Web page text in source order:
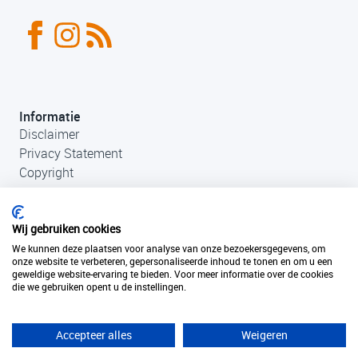
Informatie
Disclaimer
Privacy Statement
Copyright
Contact
info@fantastischefilmlocaties.nl
Wij gebruiken cookies
We kunnen deze plaatsen voor analyse van onze bezoekersgegevens, om
onze website te verbeteren, gepersonaliseerde inhoud te tonen en om u een
geweldige website-ervaring te bieden. Voor meer informatie over de cookies
die we gebruiken opent u de instellingen.
Accepteer alles Weigeren